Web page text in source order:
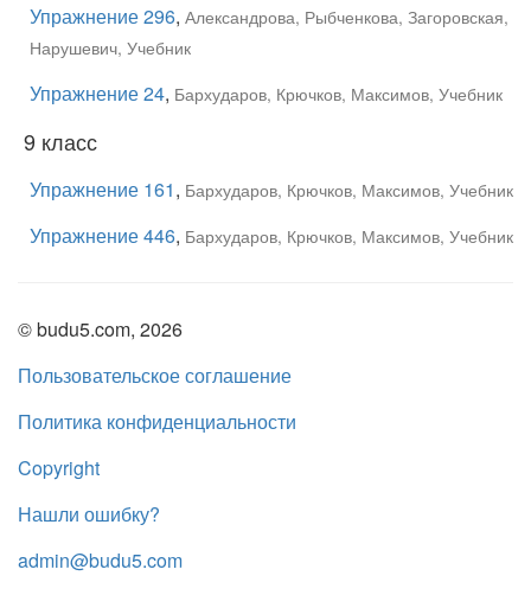
Упражнение 296, Александрова, Рыбченкова, Загоровская,
Нарушевич, Учебник
Упражнение 24, Бархударов, Крючков, Максимов, Учебник
9 класс
Упражнение 161, Бархударов, Крючков, Максимов, Учебник
Упражнение 446, Бархударов, Крючков, Максимов, Учебник
© budu5.com, 2026
Пользовательское соглашение
Политика конфиденциальности
Copyright
Нашли ошибку?
admin@budu5.com